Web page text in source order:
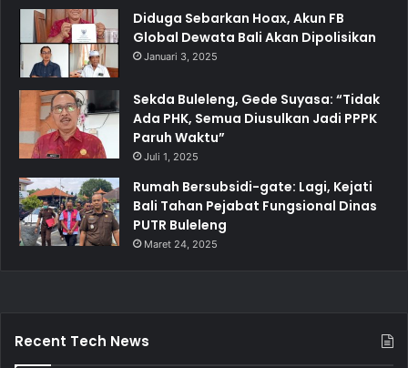
Diduga Sebarkan Hoax, Akun FB
Global Dewata Bali Akan Dipolisikan
Januari 3, 2025
Sekda Buleleng, Gede Suyasa: “Tidak
Ada PHK, Semua Diusulkan Jadi PPPK
Paruh Waktu”
Juli 1, 2025
Rumah Bersubsidi-gate: Lagi, Kejati
Bali Tahan Pejabat Fungsional Dinas
PUTR Buleleng
Maret 24, 2025
Recent Tech News